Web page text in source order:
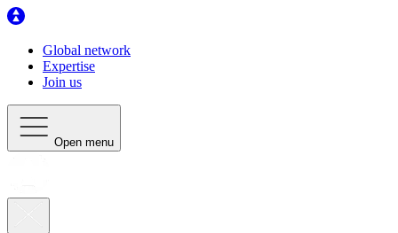
Global network
Expertise
Join us
Open menu